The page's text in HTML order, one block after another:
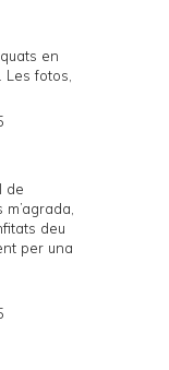
en
fotos,
de
deu
per una